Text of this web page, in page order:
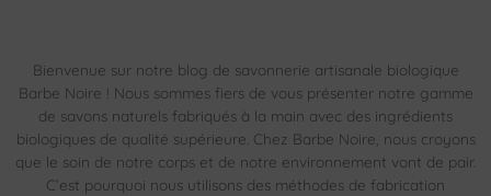
Bienvenue sur notre blog de savonnerie artisanale biologique
Barbe Noire ! Nous sommes fiers de vous présenter notre gamme
de savons naturels fabriqués à la main avec des ingrédients
biologiques de qualité supérieure. Chez Barbe Noire, nous croyons
que le soin de notre corps et de notre environnement vont de pair.
C’est pourquoi nous utilisons des méthodes de fabrication